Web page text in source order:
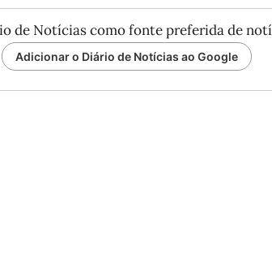
de Notícias como fonte preferida de
Adicionar o Diário de Notícias ao Google